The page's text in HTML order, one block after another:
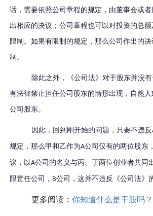
话，需要依照公司章程的规定，由董事会或
出相应的决议；公司章程也可以对投资的总
限制。如果有限制的规定，那么公司作出的
制。
除此之外，《公司法》对于股东并没
有法律禁止担任公司股东的情形出现，自然
公司股东。
因此，回到刚开始的问题，只要不违反
规定，那么甲和乙作为A公司仅有的两位股东
议， 以A公司的名义与丙、丁两位创业者共同
限责任公司 ， B公司，这并不违反《公司法》
更多阅读：你知道什么是干股吗？